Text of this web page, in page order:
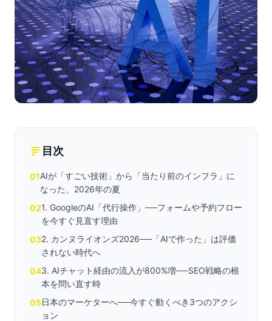
目次
01AIが「すごい技術」から「当たり前のインフラ」に
なった、2026年の夏
021. GoogleのAI「代行操作」──フォームや予約フロー
を今すぐ見直す理由
032. カンヌライオンズ2026──「AIで作った」は評価
されない時代へ
043. AIチャット経由の流入が800%増──SEO戦略の根
本を問い直す時
05日本のマーケターへ──今すぐ動くべき3つのアクシ
ョン